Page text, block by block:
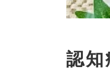
認知